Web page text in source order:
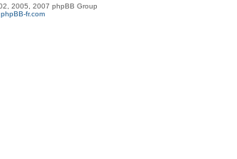
2005, 2007 phpBB Group
phpBB-fr.com